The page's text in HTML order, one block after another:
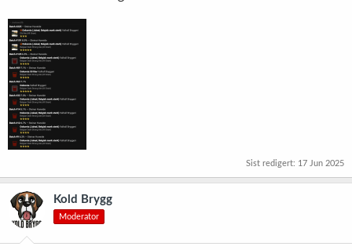
Sist redigert: 17 Jun 2025
Kold Brygg
Moderator